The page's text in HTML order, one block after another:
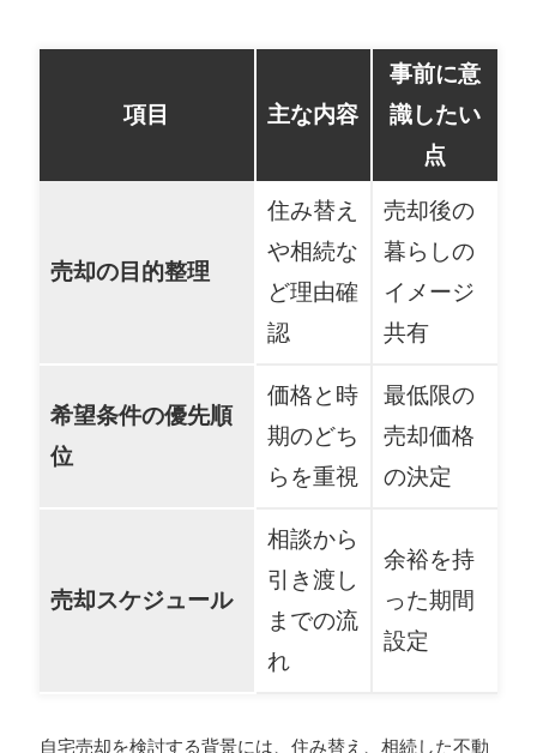
項目 主な内容
事前に意
識したい
点
売却の目的整理
住み替え
や相続な
ど理由確
認
売却後の
暮らしの
イメージ
共有
希望条件の優先順
位
価格と時
期のどち
らを重視
最低限の
売却価格
の決定
売却スケジュール
相談から
引き渡し
までの流
れ
余裕を持
った期間
設定
自宅売却を検討する背景には、住み替え、相続した不動